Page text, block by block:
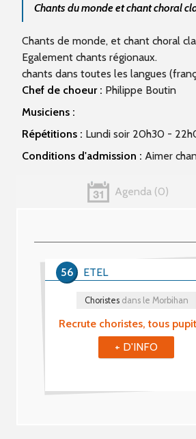
Chants du monde et chant choral
Chants de monde, et chant choral
Egalement chants régionaux.
chants dans toutes les langues
Chef de choeur : Philippe Boutin
Musiciens :
Répétitions : Lundi soir 20h30 -
Conditions d'admission : Aimer
Agenda 0
Recrute choristes, tous
Choristesdans le Morbihan
ETEL
56
+ D'INFO